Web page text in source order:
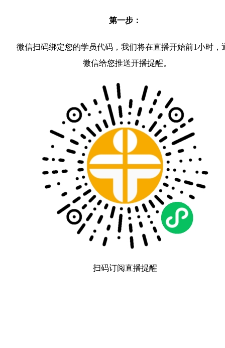
第一步：
微信扫码绑定您的学员代码，我们将在直播开始前1小时，
微信给您推送开播提醒。
扫码订阅直播提醒